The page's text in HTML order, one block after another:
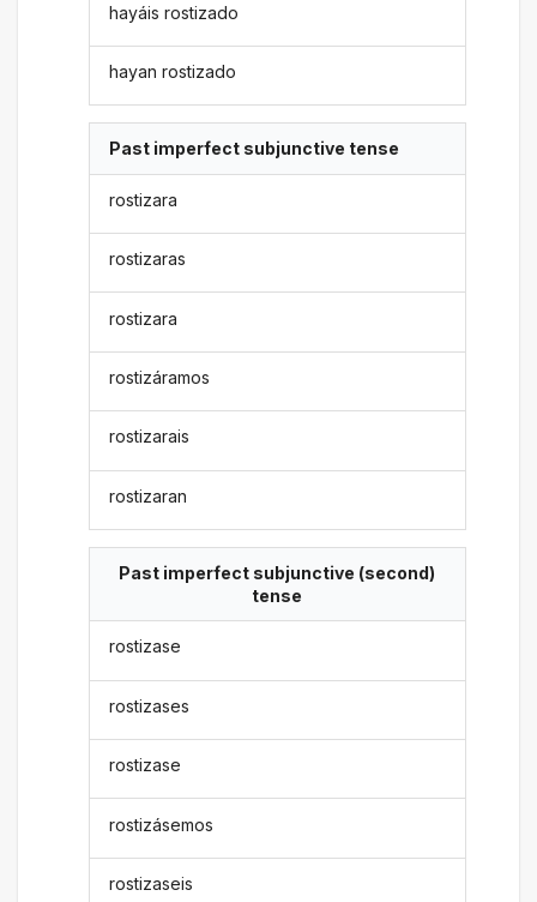
hayáis rostizado
hayan rostizado
Past imperfect subjunctive tense
rostizara
rostizaras
rostizara
rostizáramos
rostizarais
rostizaran
Past imperfect subjunctive (second)
tense
rostizase
rostizases
rostizase
rostizásemos
rostizaseis